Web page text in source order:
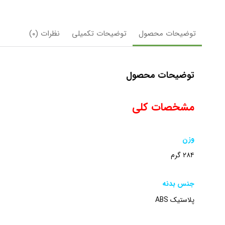
توضیحات محصول توضیحات تکمیلی نظرات (۰)
توضیحات محصول
مشخصات کلی
وزن
۲۸۴ گرم
جنس بدنه
پلاستیک ABS